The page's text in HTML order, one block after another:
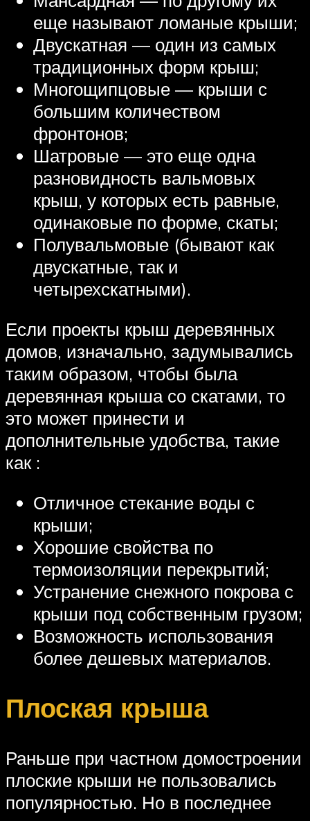
еще называют ломаные крыши;
Двускатная — один из самых
традиционных форм крыш;
Многощипцовые — крыши с
большим количеством
фронтонов;
Шатровые — это еще одна
разновидность вальмовых
крыш, у которых есть равные,
одинаковые по форме, скаты;
Полувальмовые (бывают как
двускатные, так и
четырехскатными).
Если проекты крыш деревянных
домов, изначально, задумывались
таким образом, чтобы была
деревянная крыша со скатами, то
это может принести и
дополнительные удобства, такие
как :
Отличное стекание воды с
крыши;
Хорошие свойства по
термоизоляции перекрытий;
Устранение снежного покрова с
крыши под собственным грузом;
Возможность использования
более дешевых материалов.
Плоская крыша
Раньше при частном домостроении
плоские крыши не пользовались
популярностью. Но в последнее